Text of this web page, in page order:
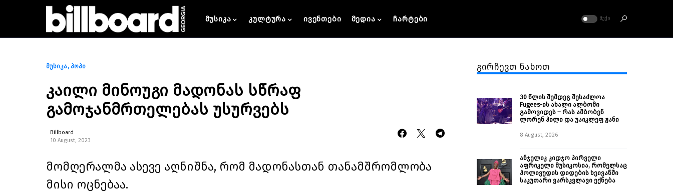
მუსიკა კულტურა ივენთები მედია ჩარტები ᲛᲣᲥᲘ
მუსიკა პოპი
კაილი მინოუგი მადონას სწრაფ
გამოჯანმრთელებას უსურვებს
Billboard
10 August, 2023
მომღერალმა ასევე აღნიშნა, რომ მადონასთან თანამშრომლობა
მისი ოცნებაა.
გირჩევთ ნახოთ
30 წლის შემდეგ შესაძლოა
Fugees-ის ახალი ალბომი
გამოვიდეს – რას ამბობენ
ლორენ ჰილი და უაიკლეფ ჟანი
8 August, 2026
ანჯელიკ კიდჯო პირველი
აფრიკელი მუსიკოსია, რომელსაც
ჰოლივუდის დიდების ხეივანში
საკუთარი ვარსკვლავი ექნება